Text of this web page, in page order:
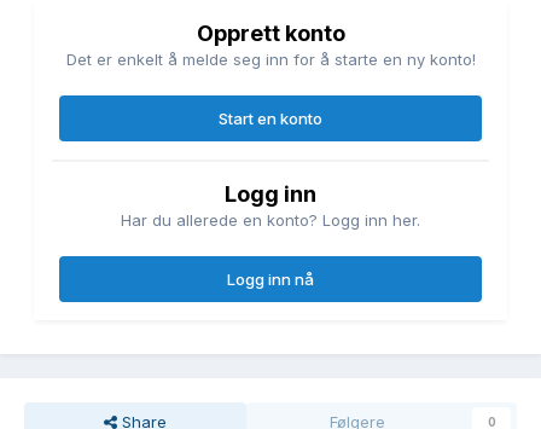
Opprett konto
Det er enkelt å melde seg inn for å starte en ny konto!
Start en konto
Logg inn
Har du allerede en konto? Logg inn her.
Logg inn nå
Share Følgere 0